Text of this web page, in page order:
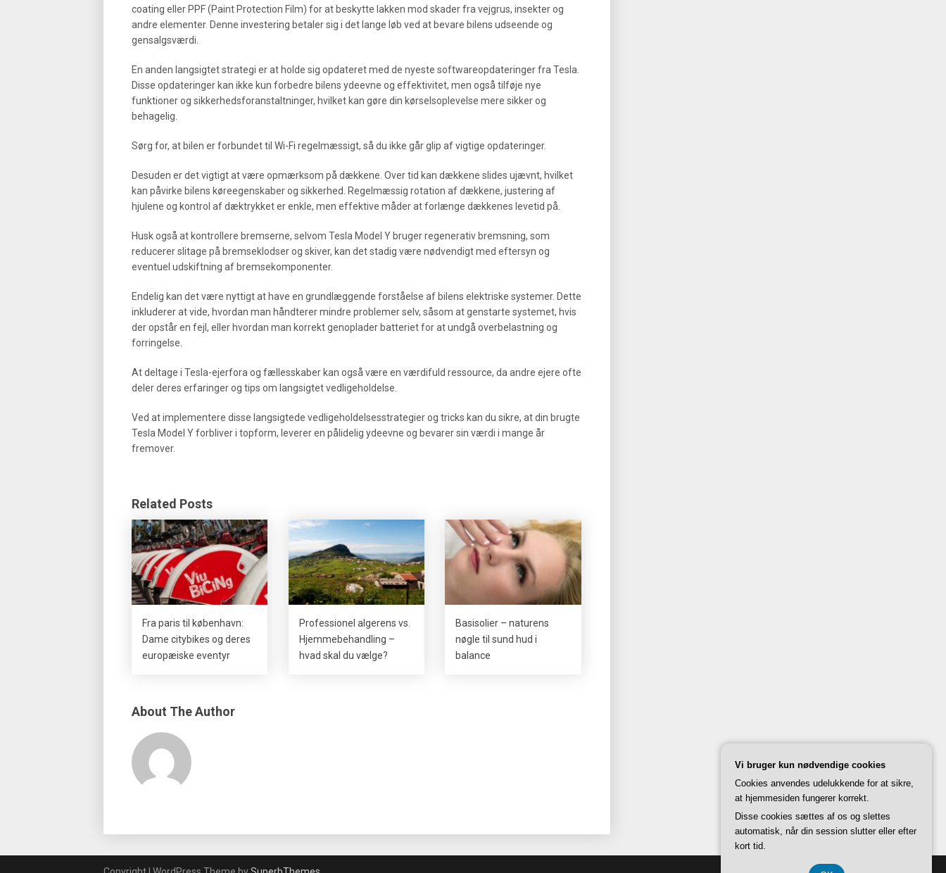
coating eller PPF (Paint Protection Film) for at beskytte lakken mod skader fra vejgrus, insekter og
andre elementer. Denne investering betaler sig i det lange løb ved at bevare bilens udseende og
gensalgsværdi.
En anden langsigtet strategi er at holde sig opdateret med de nyeste softwareopdateringer fra Tesla.
Disse opdateringer kan ikke kun forbedre bilens ydeevne og effektivitet, men også tilføje nye
funktioner og sikkerhedsforanstaltninger, hvilket kan gøre din kørselsoplevelse mere sikker og
behagelig.
Sørg for, at bilen er forbundet til Wi-Fi regelmæssigt, så du ikke går glip af vigtige opdateringer.
Desuden er det vigtigt at være opmærksom på dækkene. Over tid kan dækkene slides ujævnt, hvilket
kan påvirke bilens køreegenskaber og sikkerhed. Regelmæssig rotation af dækkene, justering af
hjulene og kontrol af dæktrykket er enkle, men effektive måder at forlænge dækkenes levetid på.
Husk også at kontrollere bremserne, selvom Tesla Model Y bruger regenerativ bremsning, som
reducerer slitage på bremseklodser og skiver, kan det stadig være nødvendigt med eftersyn og
eventuel udskiftning af bremsekomponenter.
Endelig kan det være nyttigt at have en grundlæggende forståelse af bilens elektriske systemer. Dette
inkluderer at vide, hvordan man håndterer mindre problemer selv, såsom at genstarte systemet, hvis
der opstår en fejl, eller hvordan man korrekt genoplader batteriet for at undgå overbelastning og
forringelse.
At deltage i Tesla-ejerfora og fællesskaber kan også være en værdifuld ressource, da andre ejere ofte
deler deres erfaringer og tips om langsigtet vedligeholdelse.
Ved at implementere disse langsigtede vedligeholdelsesstrategier og tricks kan du sikre, at din brugte
Tesla Model Y forbliver i topform, leverer en pålidelig ydeevne og bevarer sin værdi i mange år
fremover.
Related Posts
Fra paris til københavn:
Dame citybikes og deres
europæiske eventyr
Professionel algerens vs.
Hjemmebehandling –
hvad skal du vælge?
Basisolier – naturens
nøgle til sund hud i
balance
About The Author
Vi bruger kun nødvendige cookies
Cookies anvendes udelukkende for at sikre,
at hjemmesiden fungerer korrekt.
Disse cookies sættes af os og slettes
automatisk, når din session slutter eller efter
kort tid.